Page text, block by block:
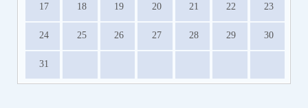
17 18 19 20 21 22 23
24 25 26 27 28 29 30
31